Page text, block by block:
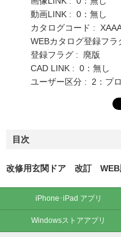
動画LINK : 0：無し
カタログコード :
WEBカタログ登録フ
登録フラグ : 廃版
CAD LINK : 0：無し
ユーザー区分 : 2：プ
目次
改修用玄関ドア 改訂 WEB
iPhone･iPad アプリ
Windowsストアアプリ